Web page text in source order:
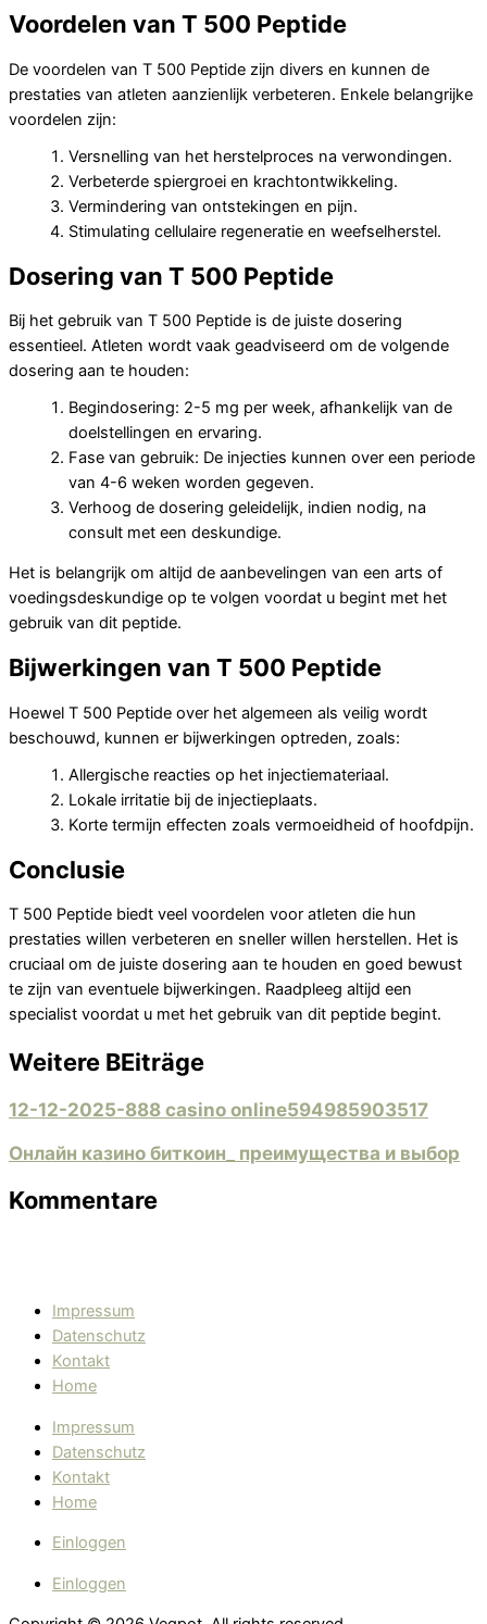
Voordelen van T 500 Peptide
De voordelen van T 500 Peptide zijn divers en kunnen de
prestaties van atleten aanzienlijk verbeteren. Enkele belangrijke
voordelen zijn:
Versnelling van het herstelproces na verwondingen.
Verbeterde spiergroei en krachtontwikkeling.
Vermindering van ontstekingen en pijn.
Stimulating cellulaire regeneratie en weefselherstel.
Dosering van T 500 Peptide
Bij het gebruik van T 500 Peptide is de juiste dosering
essentieel. Atleten wordt vaak geadviseerd om de volgende
dosering aan te houden:
Begindosering: 2-5 mg per week, afhankelijk van de
doelstellingen en ervaring.
Fase van gebruik: De injecties kunnen over een periode
van 4-6 weken worden gegeven.
Verhoog de dosering geleidelijk, indien nodig, na
consult met een deskundige.
Het is belangrijk om altijd de aanbevelingen van een arts of
voedingsdeskundige op te volgen voordat u begint met het
gebruik van dit peptide.
Bijwerkingen van T 500 Peptide
Hoewel T 500 Peptide over het algemeen als veilig wordt
beschouwd, kunnen er bijwerkingen optreden, zoals:
Allergische reacties op het injectiemateriaal.
Lokale irritatie bij de injectieplaats.
Korte termijn effecten zoals vermoeidheid of hoofdpijn.
Conclusie
T 500 Peptide biedt veel voordelen voor atleten die hun
prestaties willen verbeteren en sneller willen herstellen. Het is
cruciaal om de juiste dosering aan te houden en goed bewust
te zijn van eventuele bijwerkingen. Raadpleeg altijd een
specialist voordat u met het gebruik van dit peptide begint.
Weitere BEiträge
12-12-2025-888 casino online594985903517
Онлайн казино биткоин_ преимущества и выбор
Kommentare
Impressum
Datenschutz
Kontakt
Home
Impressum
Datenschutz
Kontakt
Home
Einloggen
Einloggen